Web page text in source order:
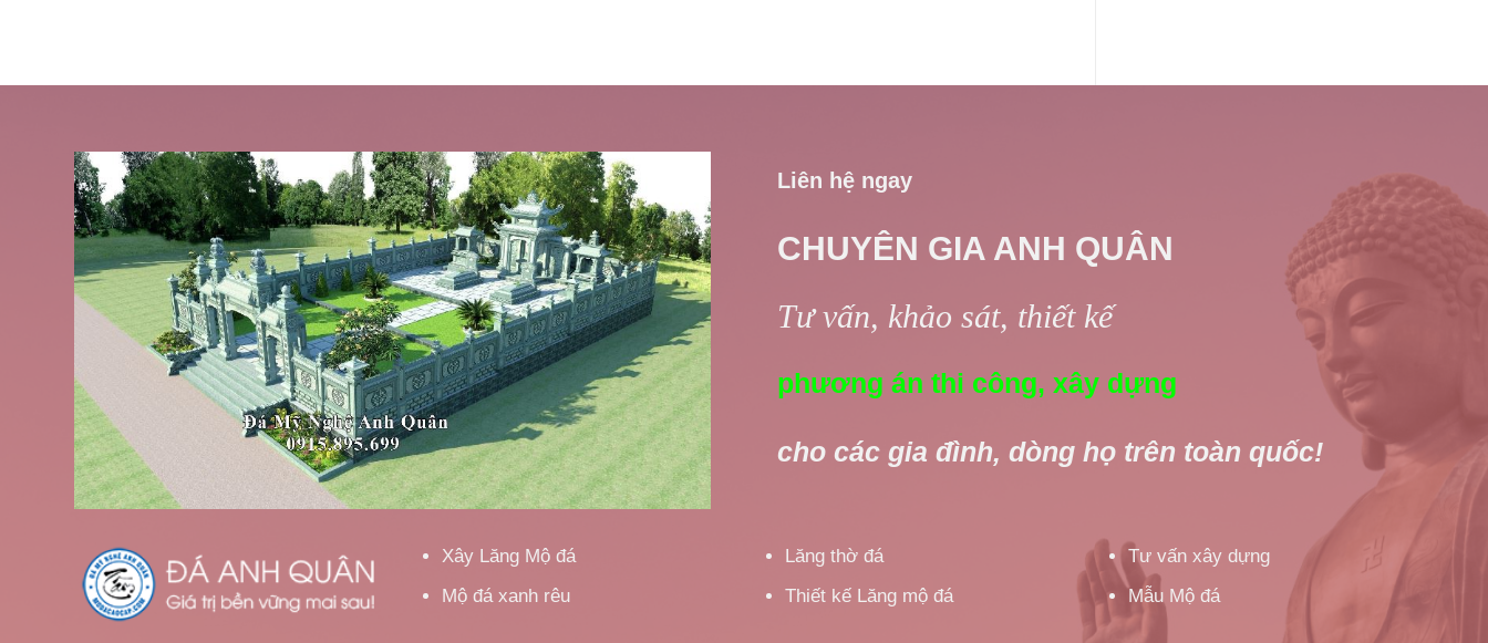
Liên hệ ngay
CHUYÊN GIA ANH QUÂN
Tư vấn, khảo sát, thiết kế
phương án thi công, xây dựng
cho các gia đình, dòng họ trên toàn quốc!
Xây Lăng Mộ đá
Mộ đá xanh rêu
Lăng thờ đá
Thiết kế Lăng mộ đá
Tư vấn xây dựng
Mẫu Mộ đá